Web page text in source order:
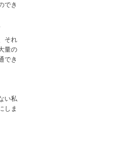
でき
それ
量の
でき
い私
しま